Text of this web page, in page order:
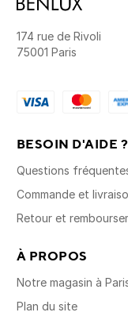
174 rue de Rivoli
75001 Paris
BESOIN D'AIDE ?
Questions
Commande et
Retour et
À PROPOS
Notre magasin à
Plan du site